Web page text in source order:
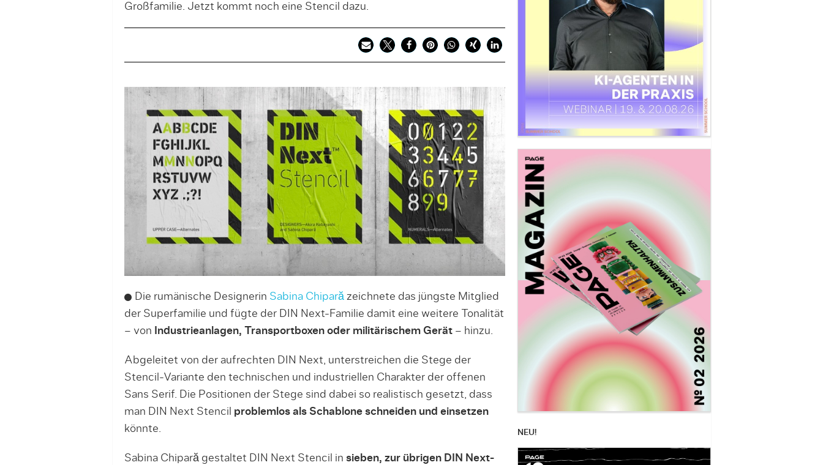
Großfamilie. Jetzt kommt noch eine Stencil dazu.
Die rumänische Designerin Sabina Chiparăzeichnete das jüngste Mitglied
der Superfamilie und fügte der DIN Next-Familie damit eine weitere Tonalität
– von
Industrieanlagen, Transportboxen oder militärischem Gerät– hinzu.
Abgeleitet von der aufrechten DIN Next, unterstreichen die Stege der
Stencil-Variante den technischen und industriellen Charakter der offenen
Sans Serif. Die Positionen der Stege sind dabei so realistisch gesetzt, dass
man DIN Next Stencil problemlos als Schablone schneiden und einsetzen
könnte.
Sabina Chipară gestaltet DIN Next Stencil in sieben, zur übrigen DIN Next-
NEU!